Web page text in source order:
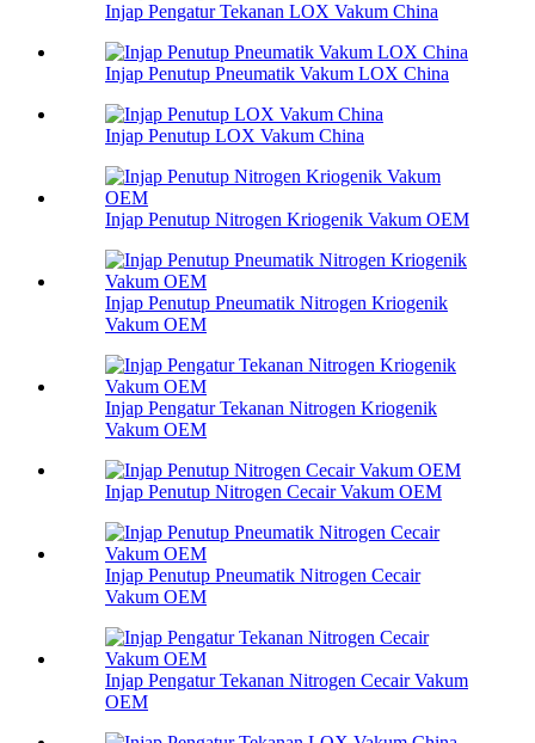
Injap Pengatur Tekanan LOX Vakum China
Injap Penutup Pneumatik Vakum LOX China
Injap Penutup LOX Vakum China
Injap Penutup Nitrogen Kriogenik Vakum OEM
Injap Penutup Pneumatik Nitrogen Kriogenik
Vakum OEM
Injap Pengatur Tekanan Nitrogen Kriogenik
Vakum OEM
Injap Penutup Nitrogen Cecair Vakum OEM
Injap Penutup Pneumatik Nitrogen Cecair
Vakum OEM
Injap Pengatur Tekanan Nitrogen Cecair Vakum
OEM